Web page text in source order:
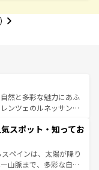
然と多彩な魅力にあふ
ンツェのルネッサンス
やアマルフィ海岸の絶
光の合間には、本場の
料理を堪能することも
、すべての瞬間を楽し
スポット・知ってお
ペインは、太陽が降り
山脈まで、多彩な自然